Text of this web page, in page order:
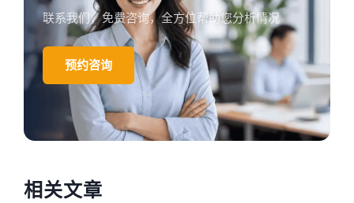
联系我们，免费咨询，全方位帮助您分析情况
预约咨询
相关文章